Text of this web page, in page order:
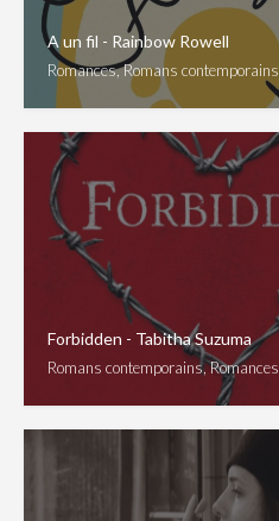
A un fil - Rainbow Rowell
Romances, Romans contemporains
Forbidden - Tabitha Suzuma
Romans contemporains, Romances